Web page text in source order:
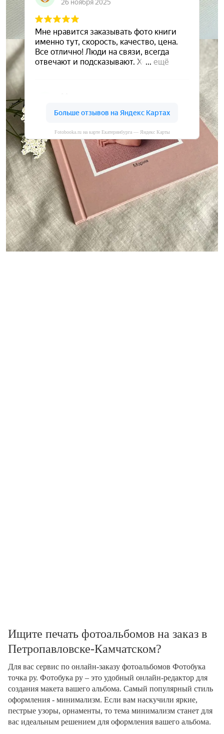
Fotobooka.ru на карте Екатеринбурга — Яндекс Карты
Сохраните ваши воспоминания
А мы вам в этом поможем
Ищите печать фотоальбомов на заказ в
Петропавловске-Камчатском?
Для вас сервис по онлайн-заказу фотоальбомов Фотобука
точка ру. Фотобука ру – это удобный онлайн-редактор для
создания макета вашего альбома. Самый популярный стиль
оформления - минимализм. Если вам наскучили яркие,
пестрые узоры, орнаменты, то тема минимализм станет для
вас идеальным решением для оформления вашего альбома.